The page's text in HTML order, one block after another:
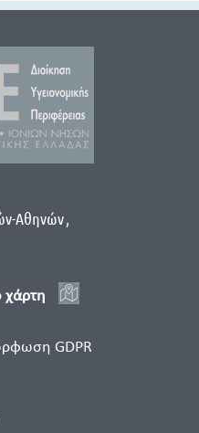
Αθηνών,
χάρτη
GDPR